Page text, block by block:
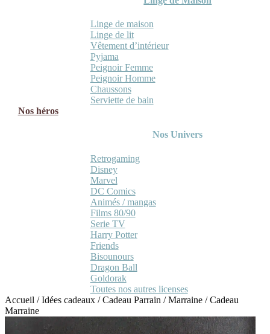
Linge de maison
Linge de lit
Vêtement d’intérieur
Pyjama
Peignoir Femme
Peignoir Homme
Chaussons
Serviette de bain
Nos héros
Nos Univers
Retrogaming
Disney
Marvel
DC Comics
Animés / mangas
Films 80/90
Serie TV
Harry Potter
Friends
Bisounours
Dragon Ball
Goldorak
Toutes nos autres licenses
Accueil /Idées cadeaux /Cadeau Parrain / Marraine /Cadeau
Marraine